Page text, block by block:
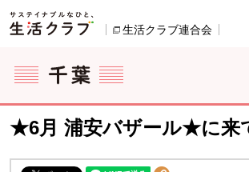
ページの先頭です。
生活クラブ連合会
ここからサイト内共通メニューです。
サイト内共通メニューをスキップする
サイト内共通メニューここまで。
★6月 浦安バザール★に来